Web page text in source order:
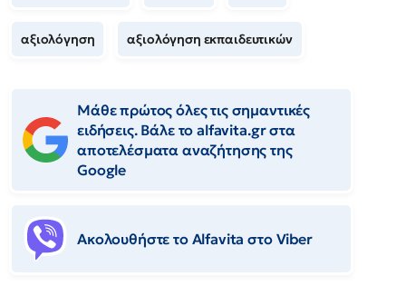
αξιολόγηση αξιολόγηση εκπαιδευτικών
Μάθε πρώτος όλες τις σημαντικές
ειδήσεις. Βάλε το alfavita.gr στα
αποτελέσματα αναζήτησης της
Google
Ακολουθήστε το Αlfavita στο Viber